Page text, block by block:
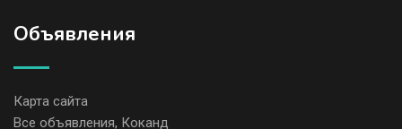
Объявления
Карта сайта
Все объявления, Коканд